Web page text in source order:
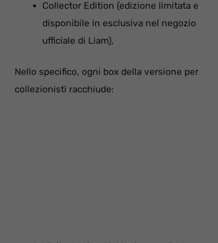
Collector Edition (edizione limitata e
disponibile in esclusiva nel negozio
ufficiale di Liam),
Nello specifico, ogni box della versione per
collezionisti racchiude: